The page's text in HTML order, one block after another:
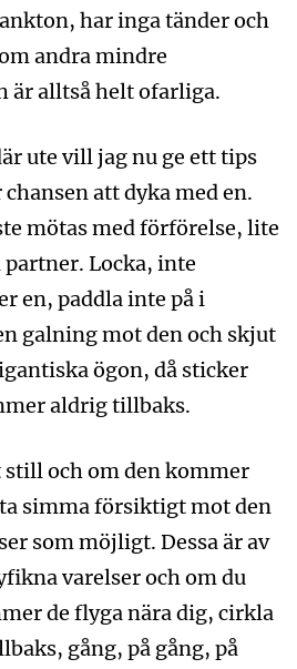
har inga tänder och
andra mindre
är alltså helt ofarliga.
ute vill jag nu ge ett tips
att dyka med en.
mötas med förförelse, lite
Locka, inte
en, paddla inte på i
galning mot den och skjut
ögon, då sticker
aldrig tillbaks.
och om den kommer
simma försiktigt mot den
som möjligt. Dessa är av
varelser och om du
de flyga nära dig, cirkla
gång, på gång, på